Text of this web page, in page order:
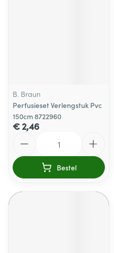
B. Braun
Perfusieset Verlengstuk Pvc
150cm 8722960
€ 2,46
Bestel